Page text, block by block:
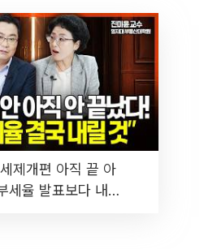
제개편 아직 끝 아
세율 발표보다 내릴